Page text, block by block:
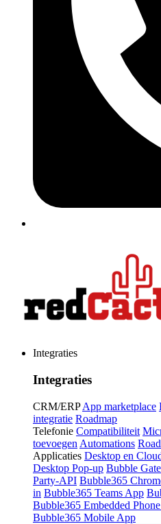
Integraties
Integraties
CRM/ERP App marketplace
integratie Roadmap
Telefonie Compatibiliteit
toevoegen Automations
Applicaties Desktop en
Desktop Pop-up Bubble
Party-API Bubble365
in Bubble365 Teams App
Bubble365 Embedded
Bubble365 Mobile App